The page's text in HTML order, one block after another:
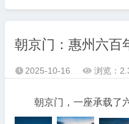
朝京门：惠州六百
 2025-10-16  浏览：
朝京门，一座承载了